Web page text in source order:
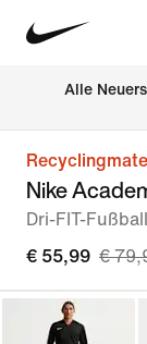
Alle
Nike
Dri-FIT-
€ 55,99 €